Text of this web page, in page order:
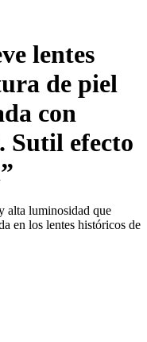
lentes
de piel
con
Sutil efecto
alta luminosidad que
en los lentes históricos de